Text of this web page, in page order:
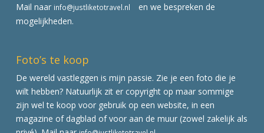
Mail naar info@justliketotravel.nl
en we bespreken de
mogelijkheden.
Foto’s te koop
De wereld vastleggen is mijn passie. Zie je een foto die je
wilt hebben? Natuurlijk zit er copyright op maar sommige
zijn wel te koop voor gebruik op een website, in een
magazine of dagblad of voor aan de muur (zowel zakelijk als